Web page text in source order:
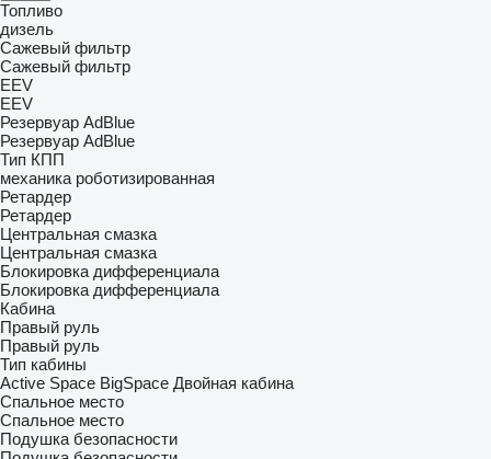
Топливо
дизель
Сажевый фильтр
Сажевый фильтр
EEV
EEV
Резервуар AdBlue
Резервуар AdBlue
Тип КПП
механика роботизированная
Ретардер
Ретардер
Центральная смазка
Центральная смазка
Блокировка дифференциала
Блокировка дифференциала
Кабина
Правый руль
Правый руль
Тип кабины
Active Space BigSpace Двойная кабина
Спальное место
Спальное место
Подушка безопасности